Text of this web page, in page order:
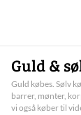
Guld &
Guld købes. Sølv
barrer, mønter,
vi også køber til